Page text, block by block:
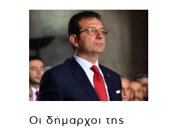
Οι δήμαρχοι της